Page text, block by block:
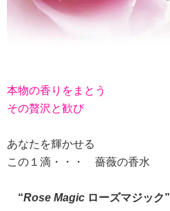
本物の香りをまとう
その贅沢と歓び
あなたを輝かせる
この１滴・・・ 薔薇の香水
“Rose Magic ローズマジック”